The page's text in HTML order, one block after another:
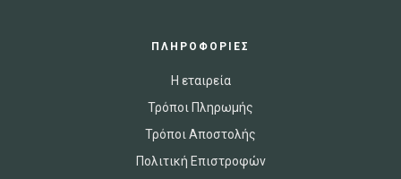
ΠΛΗΡΟΦΟΡΙΕΣ
Η εταιρεία
Τρόποι Πληρωμής
Τρόποι Αποστολής
Πολιτική Επιστροφών